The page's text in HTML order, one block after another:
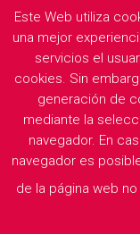
Martes y
cita)
PB.X2
Filología
Descargar
Este Web utiliza
una mejor
servicios el
cookies. Sin
generación de
mediante la
navegador. En
navegador es
de la página web